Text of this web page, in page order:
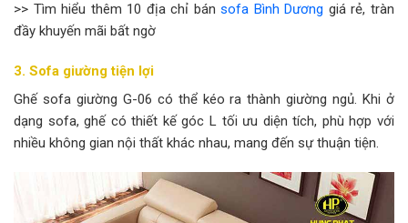
>> Tìm hiểu thêm 10 địa chỉ bánsofa Bình Dương giá rẻ, tràn
đầy khuyến mãi bất ngờ
3. Sofa giường tiện lợi
Ghế sofa giường G-06 có thể kéo ra thành giường ngủ. Khi ở
dạng sofa, ghế có thiết kế góc L tối ưu diện tích, phù hợp với
nhiều không gian nội thất khác nhau, mang đến sự thuận tiện.